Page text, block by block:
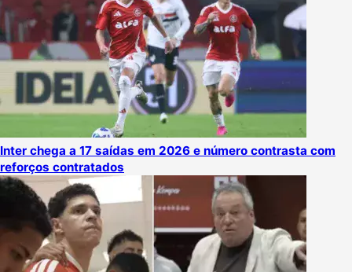
Inter chega a 17 saídas em 2026 e número contrasta com
reforços contratados